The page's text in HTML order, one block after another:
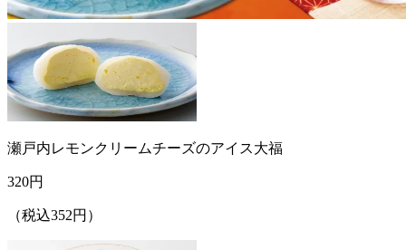
瀬戸内レモンクリームチーズのアイス大福
320円
（税込352円）